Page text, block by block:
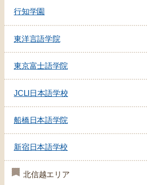
行知学園
東洋言語学院
東京富士語学院
JCLI日本語学校
船橋日本語学院
新宿日本語学校
北信越エリア